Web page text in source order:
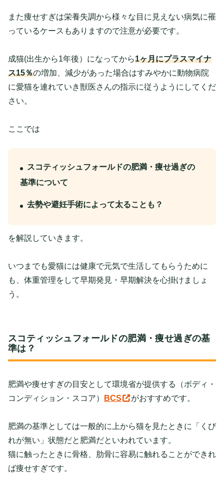
また痩せすぎは栄養失調から様々な目に見えない病気に罹
っているケースもありますので注意が必要です。
成猫(出生から1年後）になってから1ヶ月にプラスマイナ
ス15％の増加、減少があった場合はすみやかに動物病院
に愛猫を連れていき獣医さんの指示に従うようにしてくだ
さい。
ここでは
スコティッシュフォールドの肥満・痩せ過ぎの
基準について
去勢や避妊手術によって太ることも？
を解説していきます。
いつまでも愛猫には健康で元気で生活してもらうために
も、体重管理をして早期発見・早期解決を心掛けましょ
う。
スコティッシュフォールドの肥満・痩せ過ぎの基
準は？
肥満や痩せすぎの目安として環境省が提供する
BCS
（ボディ・
コンディション・スコア）
がおすすめです。
肥満の基準としては一般的に上から猫を見たときに「くび
れが無い」状態だと肥満だといわれています。
猫に触ったときに骨格、肋骨に容易に触れることができれ
ば痩せすぎです。